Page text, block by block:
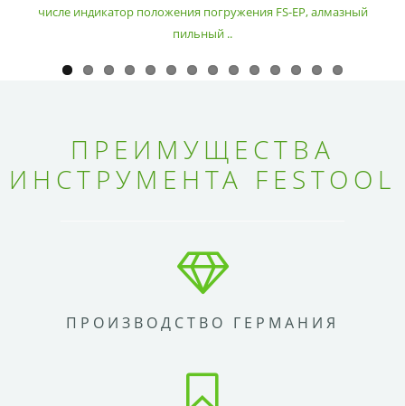
числе индикатор положения погружения FS-EP, алмазный
пильный ..
ПРЕИМУЩЕСТВА
ИНСТРУМЕНТА FESTOOL
ПРОИЗВОДСТВО ГЕРМАНИЯ